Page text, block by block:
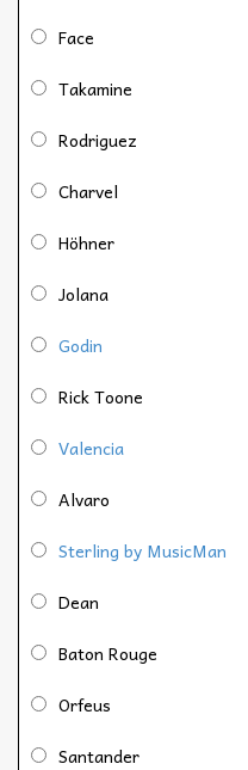
Face
Takamine
Rodriguez
Charvel
Höhner
Jolana
Godin
Rick Toone
Valencia
Alvaro
Sterling by MusicMan
Dean
Baton Rouge
Orfeus
Santander